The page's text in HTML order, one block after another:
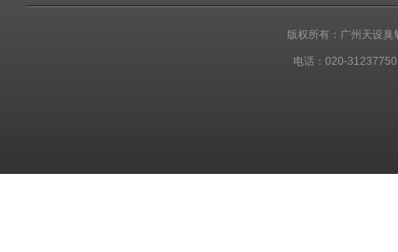
版权所有：广州天设
电话：020-